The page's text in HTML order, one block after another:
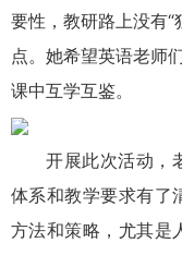
要性，教研路上没有
点。她希望英语老师
课中互学互鉴。
开展此次活动，
体系和教学要求有了
方法和策略，尤其是